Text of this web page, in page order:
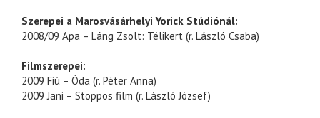
Szerepei a Marosvásárhelyi Yorick Stúdiónál:
2008/09 Apa – Láng Zsolt: Télikert (r. László Csaba)
Filmszerepei:
2009 Fiú – Óda (r. Péter Anna)
2009 Jani – Stoppos film (r. László József)